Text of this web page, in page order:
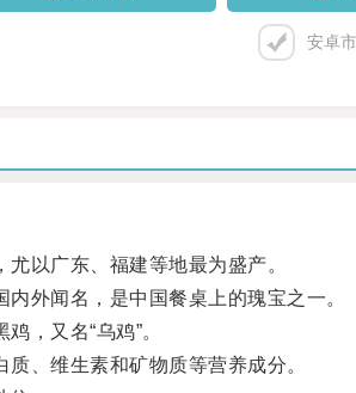
安卓
以广东、福建等地最为盛产。
外闻名，是中国餐桌上的瑰宝之一。
，又名“乌鸡”。
、维生素和矿物质等营养成分。